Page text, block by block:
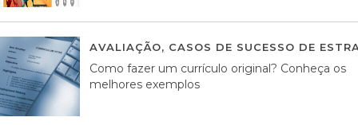
AVALIAÇÃO, CASOS DE SUCESSO DE
Como fazer um currículo original? Conheça os
melhores exemplos